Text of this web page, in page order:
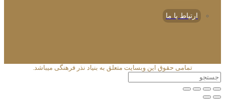
ارتباط با ما
تمامی حقوق این وبسایت متعلق به بنیاد نذر فرهنگی میباشد.